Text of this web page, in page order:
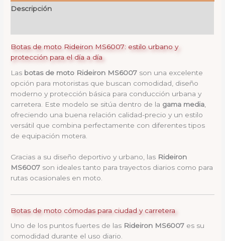
Descripción
Botas de moto Rideiron MS6007: estilo urbano y
protección para el día a día
Las botas de moto Rideiron MS6007 son una excelente
opción para motoristas que buscan comodidad, diseño
moderno y protección básica para conducción urbana y
carretera. Este modelo se sitúa dentro de la gama media
ofreciendo una buena relación calidad-precio y un estilo
versátil que combina perfectamente con diferentes tipos
de equipación motera.
Gracias a su diseño deportivo y urbano, las Rideiron
MS6007 son ideales tanto para trayectos diarios como para
rutas ocasionales en moto.
Botas de moto cómodas para ciudad y carretera
Uno de los puntos fuertes de las Rideiron MS6007 es su
comodidad durante el uso diario.